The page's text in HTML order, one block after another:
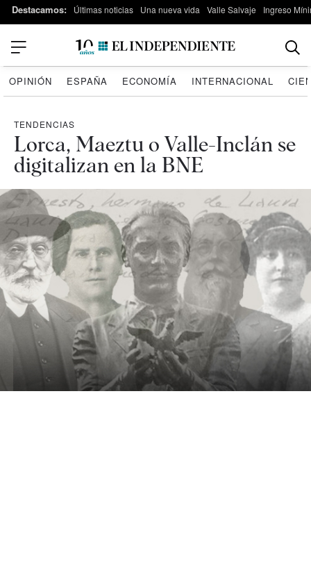
Destacamos: Últimas noticias Una nueva vida Valle Salvaje Ingreso
OPINIÓN ESPAÑA ECONOMÍA INTERNACIONAL
TENDENCIAS
Lorca, Maeztu o Valle-Inclán se
digitalizan en la BNE